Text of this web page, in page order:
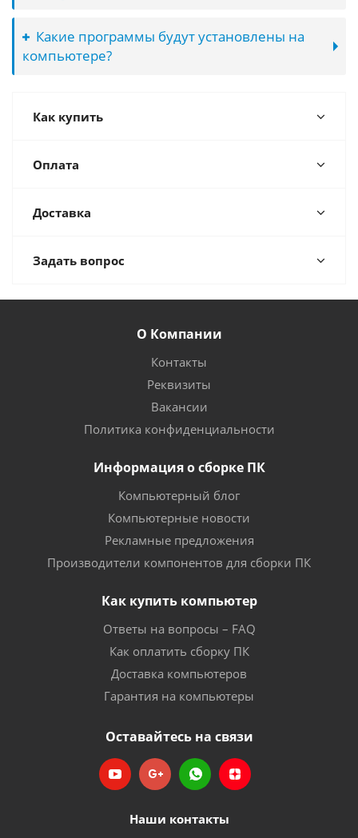
Какие программы будут установлены на
компьютере?
Как купить
Оплата
Доставка
Задать вопрос
О Компании
Контакты
Реквизиты
Вакансии
Политика конфиденциальности
Информация о сборке ПК
Компьютерный блог
Компьютерные новости
Рекламные предложения
Производители компонентов для сборки ПК
Как купить компьютер
Ответы на вопросы – FAQ
Как оплатить сборку ПК
Доставка компьютеров
Гарантия на компьютеры
Оставайтесь на связи
Наши контакты